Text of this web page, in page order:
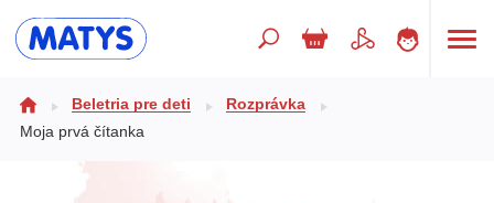
Beletria pre deti
Rozprávka
Moja prvá čítanka